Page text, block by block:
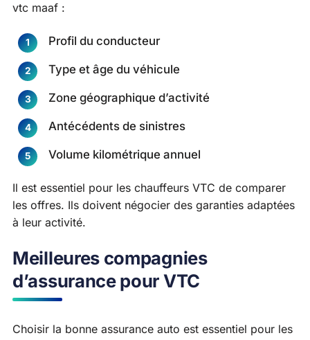
vtc maaf :
Profil du conducteur
Type et âge du véhicule
Zone géographique d’activité
Antécédents de sinistres
Volume kilométrique annuel
Il est essentiel pour les chauffeurs VTC de comparer
les offres. Ils doivent négocier des garanties adaptées
à leur activité.
Meilleures compagnies
d’assurance pour VTC
Choisir la bonne assurance auto est essentiel pour les